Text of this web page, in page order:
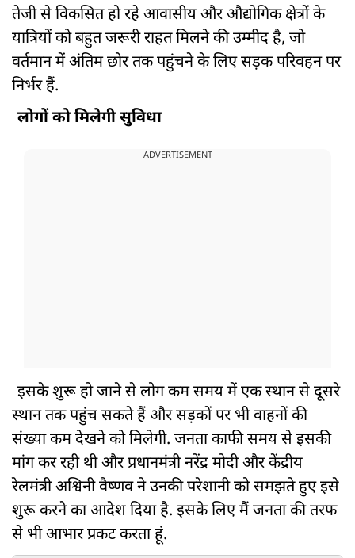
तेजी से विकसित हो रहे आवासीय और औद्योगिक क्षेत्रों के
यात्रियों को बहुत जरूरी राहत मिलने की उम्मीद है, जो
वर्तमान में अंतिम छोर तक पहुंचने के लिए सड़क परिवहन पर
निर्भर हैं.
लोगों को मिलेगी सुविधा
ADVERTISEMENT
इसके शुरू हो जाने से लोग कम समय में एक स्थान से दूसरे
स्थान तक पहुंच सकते हैं और सड़कों पर भी वाहनों की
संख्या कम देखने को मिलेगी. जनता काफी समय से इसकी
मांग कर रही थी और प्रधानमंत्री नरेंद्र मोदी और केंद्रीय
रेलमंत्री अश्विनी वैष्णव ने उनकी परेशानी को समझते हुए इसे
शुरू करने का आदेश दिया है. इसके लिए मैं जनता की तरफ
से भी आभार प्रकट करता हूं.